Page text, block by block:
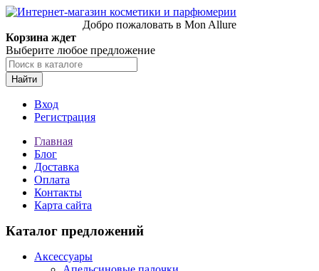
Добро пожаловать в Mon Allure
Корзина ждет
Выберите любое предложение
Найти
Вход
Регистрация
Главная
Блог
Доставка
Оплата
Контакты
Карта сайта
Каталог предложений
Аксессуары